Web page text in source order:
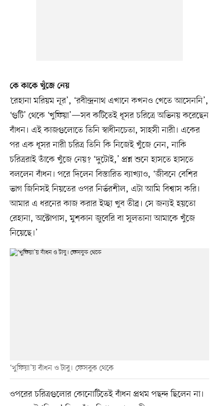
কে কাকে খুঁজে নেয়
‘রেহানা মরিয়ম নূর’, ‘রবীন্দ্রনাথ এখানে কখনও খেতে আসেননি’,
‘গুটি’ থেকে ‘খুফিয়া’—সব কটিতেই ধূসর চরিত্রে অভিনয় করেছেন
বাঁধন। এই কাজগুলোতে তিনি স্বাধীনচেতা, সাহসী নারী। একের
পর এক ধূসর নারী চরিত্র তিনি কি নিজেই খুঁজে নেন, নাকি
চরিত্ররাই তাঁকে খুঁজে নেয়? ‘দুটোই,’ প্রশ্ন শুনে হাসতে হাসতে
বললেন বাঁধন। পরে দিলেন বিস্তারিত ব্যাখ্যাও, ‘জীবনে বেশির
ভাগ জিনিসই নিয়তের ওপর নির্ভরশীল, এটা আমি বিশ্বাস করি।
আমার এ ধরনের কাজ করার ইচ্ছা খুব তীব্র। সে জন্যই হয়তো
রেহানা, অক্টোপাস, মুশকান জুবেরি বা সুলতানা আমাকে খুঁজে
নিয়েছে।’
‘খুফিয়া’য় বাঁধন ও টাবু। ফেসবুক থেকে
ওপরের চরিত্রগুলোর কোনোটিতেই বাঁধন প্রথম পছন্দ ছিলেন না।